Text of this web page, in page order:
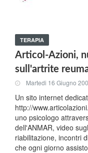
TERAPIA
Articol-Azioni,
sull'artrite
Martedi 16 Giugno
Un sito internet
http://
uno psicologo
dell'ANMAR, video
riabilitazione, incontri
che ogni giorno